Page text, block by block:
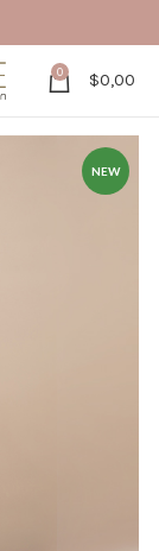
0 $0,00
NEW